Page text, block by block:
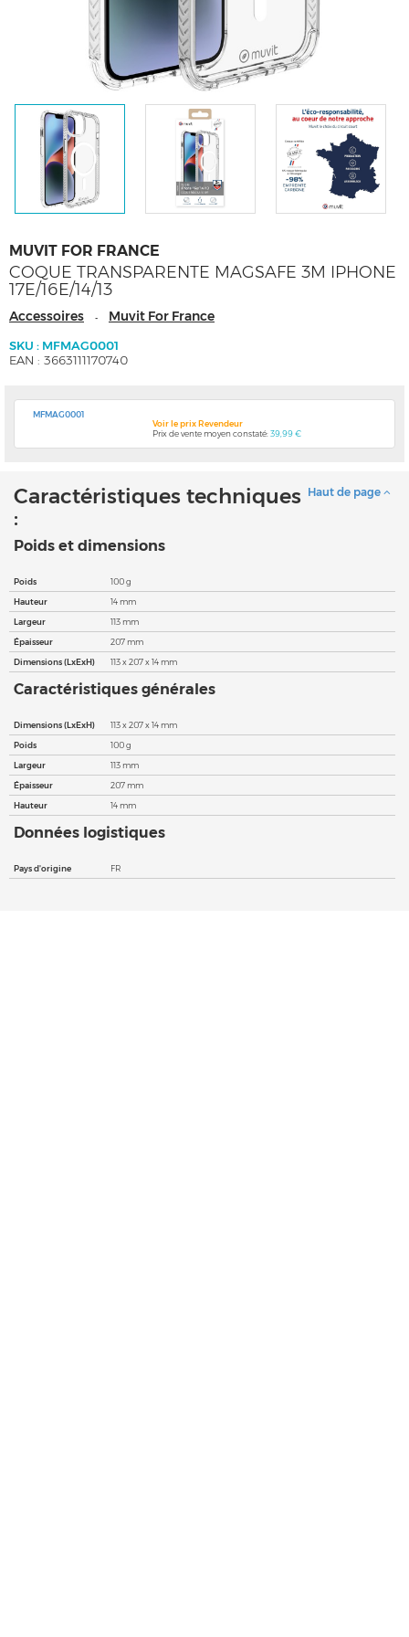
MUVIT FOR FRANCE
COQUE TRANSPARENTE MAGSAFE 3M IPHONE
17E/16E/14/13
Accessoires - Muvit For France
SKU : MFMAG0001
EAN : 3663111170740
MFMAG0001
Voir le prix Revendeur
Prix de vente moyen constaté:39,99 €
Haut de page
Caractéristiques techniques
:
Poids et dimensions
Poids
100 g
Hauteur
14 mm
Largeur
113 mm
Épaisseur
207 mm
Dimensions (LxExH)
113 x 207 x 14 mm
Caractéristiques générales
Dimensions (LxExH)
113 x 207 x 14 mm
Poids
100 g
Largeur
113 mm
Épaisseur
207 mm
Hauteur
14 mm
Données logistiques
Pays d'origine FR